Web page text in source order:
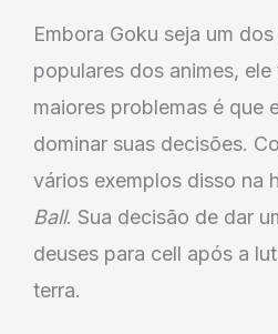
Embora Goku seja um
populares dos animes,
maiores problemas é que
dominar suas decisões.
vários exemplos disso na
Ball. Sua decisão de dar
deuses para cell após a
terra.